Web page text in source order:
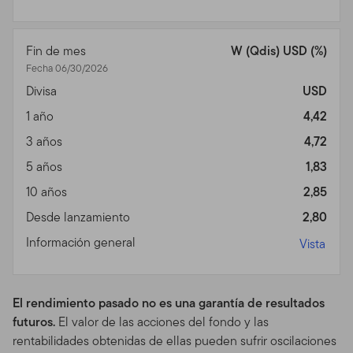
Fin de mes
Fecha 06/30/2026
W (Qdis) USD (%)
Divisa
USD
1 año
4,42
3 años
4,72
5 años
1,83
10 años
2,85
Desde lanzamiento
2,80
Información general
Vista
El rendimiento pasado no es una garantía de resultados
futuros. El valor de las acciones del fondo y las
rentabilidades obtenidas de ellas pueden sufrir oscilaciones
sus objetivos de inversión y en su situación personal y
financiera. Usted debería consultar a un abogado o a un
profesional impositivo con relación a su situación legal o
impositiva.
Usos Prohibidos y Medios
de Acceso
tienen una capacidad limitada y son utilizados por
mucha gente, usted no puede utilizar el Sitio de modo
utilizar el Sitio de modo que pueda interferir con el uso
del sitio por un tercero.